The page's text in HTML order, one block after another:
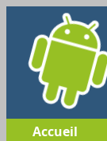
Accueil